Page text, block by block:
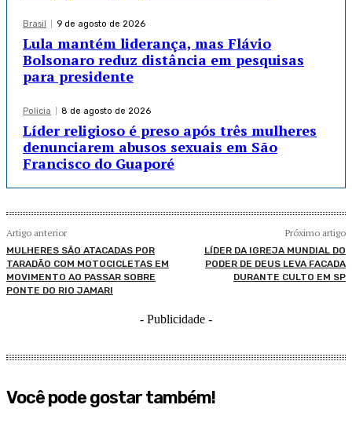
Brasil 9 de agosto de 2026
Lula mantém liderança, mas Flávio
Bolsonaro reduz distância em pesquisas
para presidente
Policia 8 de agosto de 2026
Líder religioso é preso após três mulheres
denunciarem abusos sexuais em São
Francisco do Guaporé
Artigo anterior
MULHERES SÃO ATACADAS POR
TARADÃO COM MOTOCICLETAS EM
MOVIMENTO AO PASSAR SOBRE
PONTE DO RIO JAMARI
Próximo artigo
LÍDER DA IGREJA MUNDIAL DO
PODER DE DEUS LEVA FACADA
DURANTE CULTO EM SP
- Publicidade -
Você pode gostar também!